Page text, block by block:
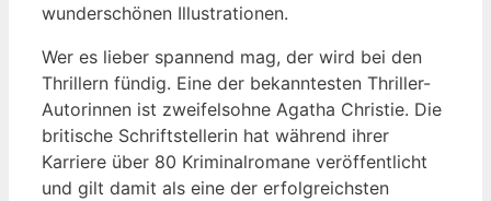
wunderschönen Illustrationen.
Wer es lieber spannend mag, der wird bei den
Thrillern fündig. Eine der bekanntesten Thriller-
Autorinnen ist zweifelsohne Agatha Christie. Die
britische Schriftstellerin hat während ihrer
Karriere über 80 Kriminalromane veröffentlicht
und gilt damit als eine der erfolgreichsten